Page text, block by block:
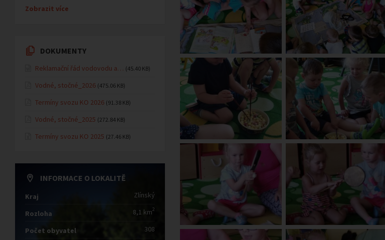
Zobrazit více
DOKUMENTY
Reklamační řád vodovodu a… (45.40 KB)
Vodné, stočné_2026 (475.06 KB)
Termíny svozu KO 2026 (91.38 KB)
Vodné, stočné_2025 (272.84 KB)
Termíny svozu KO 2025 (27.46 KB)
INFORMACE O LOKALITĚ
Kraj Zlínský
Rozloha 8,1 km2
Počet obyvatel 308